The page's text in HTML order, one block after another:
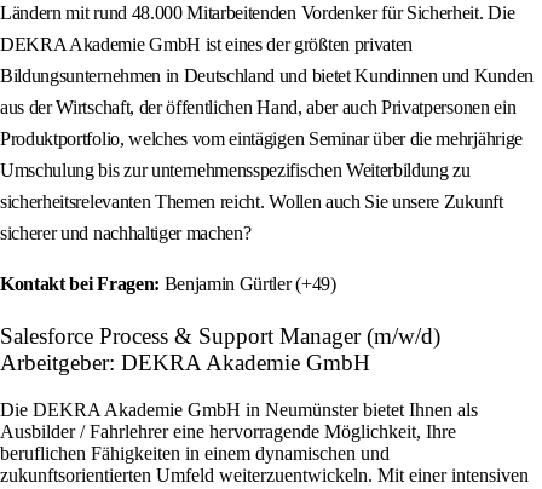
Ländern mit rund 48.000 Mitarbeitenden Vordenker für Sicherheit. Die
DEKRA Akademie GmbH ist eines der größten privaten
Bildungsunternehmen in Deutschland und bietet Kundinnen und Kunden
aus der Wirtschaft, der öffentlichen Hand, aber auch Privatpersonen ein
Produktportfolio, welches vom eintägigen Seminar über die mehrjährige
Umschulung bis zur unternehmensspezifischen Weiterbildung zu
sicherheitsrelevanten Themen reicht. Wollen auch Sie unsere Zukunft
sicherer und nachhaltiger machen?
Kontakt bei Fragen: Benjamin Gürtler (+49)
Salesforce Process & Support Manager (m/w/d)
Arbeitgeber: DEKRA Akademie GmbH
Die DEKRA Akademie GmbH in Neumünster bietet Ihnen als
Ausbilder / Fahrlehrer eine hervorragende Möglichkeit, Ihre
beruflichen Fähigkeiten in einem dynamischen und
zukunftsorientierten Umfeld weiterzuentwickeln. Mit einer intensiven